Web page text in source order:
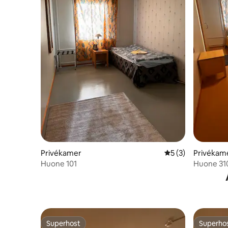
Privékamer Gemiddelde
5 (3)
Huone 101
Huone
Superhost